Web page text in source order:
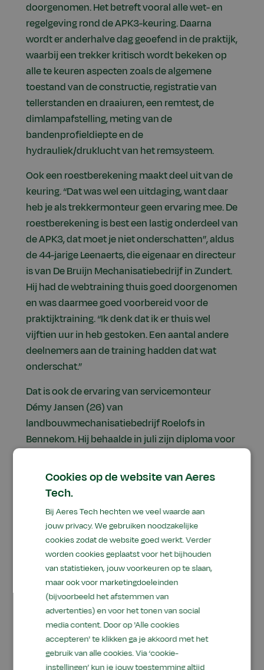
doorgenomen. Het betreft vooral alle wet- en
regelgeving rond de APK3-keuring. Daarna
wordt er anderhalve dag geoefend in de praktijk,
waarbij een trekker kritisch wordt bekeken op
alle te keuren aspecten zoals de algemene
toestand van de constructie, registratie van
tellerstanden en draaiuren, een remtest, de
dimlampafstelling, meting van de
bandenprofieldiepte en de
hydrauliek/druklucht van het remsysteem.
Ook een roestberekening maakt deel uit van de
keuring. “Dat was wel een uitdaging, want daar
heb je als trekkermonteur geen ervaring mee. De
roestberekening is best een lastig onderdeel van
de APK3, dat moet je niet onderschatten”, aldus
de 44-jarige Leenaerts, die eigenaar en directeur
is van De Bruijn Mechanisatiebedrijf in Zundert.
Hij had de webtraining thuis goed doorgenomen
en was daarmee goed voorbereid voor de
praktijktraining. “Ik denk dat ik er thuis wel
vijftien uur in heb gestoken. Een aantal andere
deelnemers aan de training hadden dat wat
onderschat.”
Dat is ook de ervaring van servicemonteur
Démy Jansen (26) van
landbouwmechanisatiebedrijf Roelofs in
Bennekom. Hij behaalde in juli zijn diploma voor
Aeres Tech. “Trekkermonteurs zijn nu eenmaal
mannen van de praktijk. En al die regeltjes zijn
als je keurmeester bent, moet je ze wel kennen.
Hoe breed moet een lampje zijn, hoe hoog of
hoe laag mag dat zijn gemonteerd, dat soort
dingen daar gaat het dan om.”
Tekst gaat verder onder de foto:
Cookies op de website van Aeres
Tech.
Bij Aeres Tech hechten we veel waarde aan
jouw privacy. We gebruiken noodzakelijke
cookies zodat de website goed werkt. Verder
worden cookies geplaatst voor het bijhouden
van statistieken, jouw voorkeuren op te slaan,
maar ook voor marketingdoeleinden
(bijvoorbeeld het afstemmen van
advertenties) en voor het tonen van social
media content. Door op 'Alle cookies
accepteren' te klikken ga je akkoord met het
gebruik van alle cookies. Via ‘cookie-
instellingen’ kun je jouw toestemming altijd